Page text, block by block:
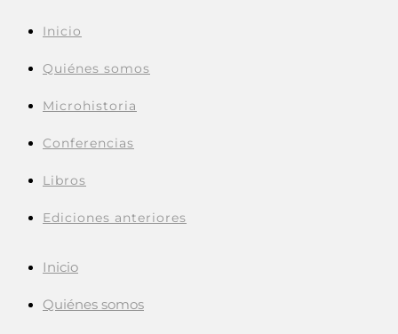
Inicio
Quiénes somos
Microhistoria
Conferencias
Libros
Ediciones anteriores
Inicio
Quiénes somos